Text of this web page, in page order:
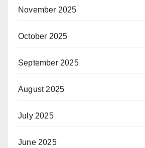
November 2025
October 2025
September 2025
August 2025
July 2025
June 2025